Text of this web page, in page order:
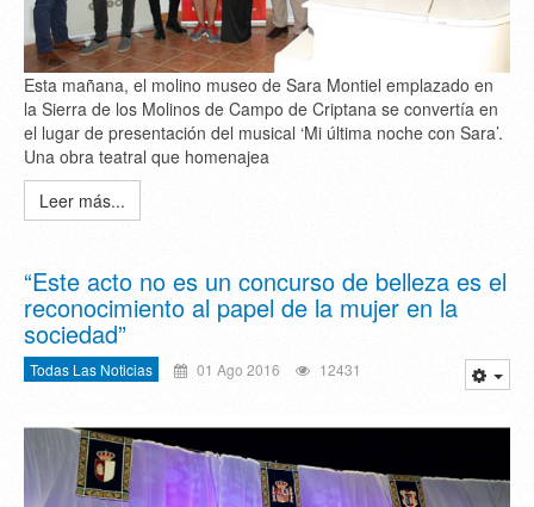
Esta mañana, el molino museo de Sara Montiel emplazado en
la Sierra de los Molinos de Campo de Criptana se convertía en
el lugar de presentación del musical ‘Mi última noche con Sara’.
Una obra teatral que homenajea
Leer más...
“Este acto no es un concurso de belleza es el
reconocimiento al papel de la mujer en la
sociedad”
Todas Las Noticias 01 Ago 2016 12431